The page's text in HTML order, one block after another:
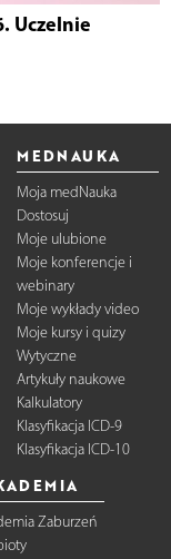
Uczelnie
MEDNAUKA
Moja medNauka
Dostosuj
Moje ulubione
Moje konferencje i
webinary
Moje wykłady video
Moje kursy i quizy
Wytyczne
Artykuły naukowe
Kalkulatory
Klasyfikacja ICD-9
Klasyfikacja ICD-10
Zaburzeń